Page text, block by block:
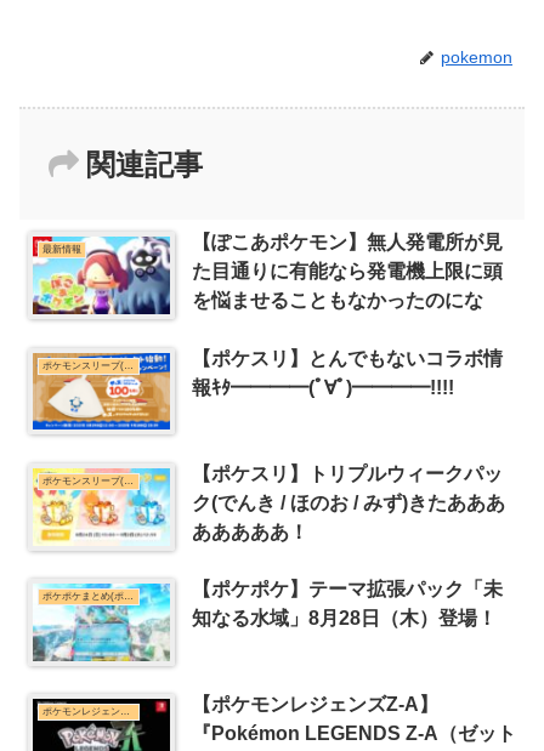
pokemon
関連記事
最新情報
【ぽこあポケモン】無人発電所が見
た目通りに有能なら発電機上限に頭
を悩ませることもなかったのにな
【ポケスリ】とんでもないコラボ情
報ｷﾀ━━━━(ﾟ∀ﾟ)━━━━!!!!
ポケモンスリープ(ポケスリ)まとめ
【ポケスリ】トリプルウィークパッ
ク(でんき / ほのお / みず)きたあああ
あああああ！
ポケポケまとめ(ポケモンカード)
【ポケポケ】テーマ拡張パック「未
知なる水域」8月28日（木）登場！
ポケモンレジェンズZ-Aまとめ
【ポケモンレジェンズZ-A】
『Pokémon LEGENDS Z-A（ゼット